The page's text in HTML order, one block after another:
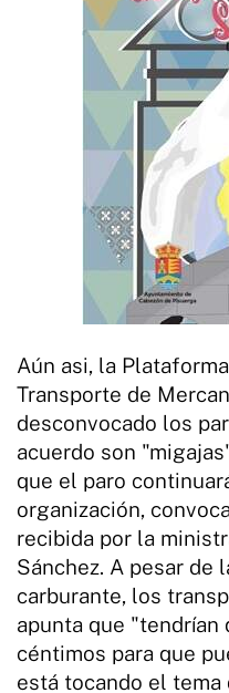
Aún asi, la
Transporte de
desconvocado los
acuerdo son
que el paro
organización,
recibida por la
Sánchez. A pesar de
carburante, los
apunta que "tendrían
céntimos para que
está tocando el